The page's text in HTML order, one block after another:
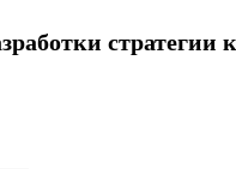
стратегии